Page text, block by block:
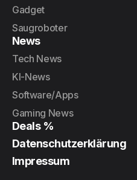
Gadget
Saugroboter
News
Tech News
KI-News
Software/Apps
Gaming News
Deals %
Datenschutzerklärung
Impressum